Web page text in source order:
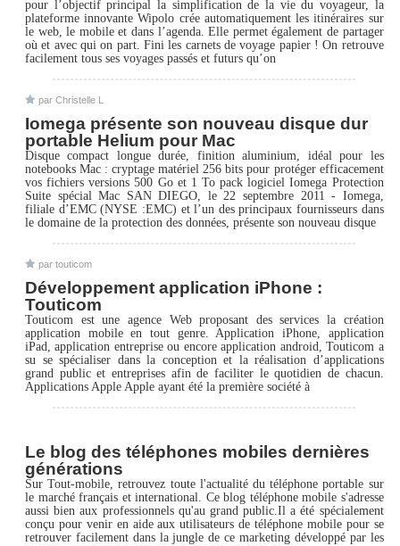
pour l’objectif principal la simplification de la vie du voyageur, la
plateforme innovante Wipolo crée automatiquement les itinéraires sur
le web, le mobile et dans l’agenda. Elle permet également de partager
où et avec qui on part. Fini les carnets de voyage papier ! On retrouve
facilement tous ses voyages passés et futurs qu’on
par Christelle L
Iomega présente son nouveau disque dur
portable Helium pour Mac
Disque compact longue durée, finition aluminium, idéal pour les
notebooks Mac : cryptage matériel 256 bits pour protéger efficacement
vos fichiers versions 500 Go et 1 To pack logiciel Iomega Protection
Suite spécial Mac SAN DIEGO, le 22 septembre 2011 - Iomega,
filiale d’EMC (NYSE :EMC) et l’un des principaux fournisseurs dans
le domaine de la protection des données, présente son nouveau disque
par touticom
Développement application iPhone :
Touticom
Touticom est une agence Web proposant des services la création
application mobile en tout genre. Application iPhone, application
iPad, application entreprise ou encore application android, Touticom a
su se spécialiser dans la conception et la réalisation d’applications
grand public et entreprises afin de faciliter le quotidien de chacun.
Applications Apple Apple ayant été la première société à
Le blog des téléphones mobiles dernières
générations
Sur Tout-mobile, retrouvez toute l'actualité du téléphone portable sur
le marché français et international. Ce blog téléphone mobile s'adresse
aussi bien aux professionnels qu'au grand public.Il a été spécialement
conçu pour venir en aide aux utilisateurs de téléphone mobile pour se
retrouver facilement dans la jungle de ce marketing développé par les